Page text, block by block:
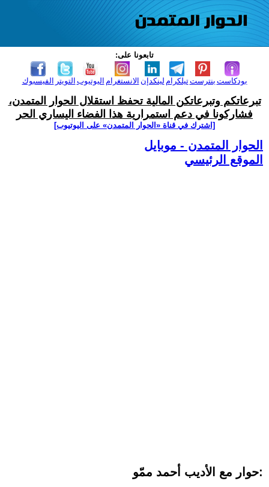
تابعونا على:
الفيسبوك التويتر اليوتيوب الانستغرام لينكدإن تيلكرامبنترست بودكاست
تبرعاتكم وتبرعاتكن المالية تحفظ استقلال الحوار المتمدن،
فشاركونا في دعم استمرارية هذا الفضاء اليساري الحر
[اشترك في قناة ‫«الحوار المتمدن» على اليوتيوب]
الحوار المتمدن - موبايل
الموقع الرئيسي
حوار مع الأديب أحمد ممّو: